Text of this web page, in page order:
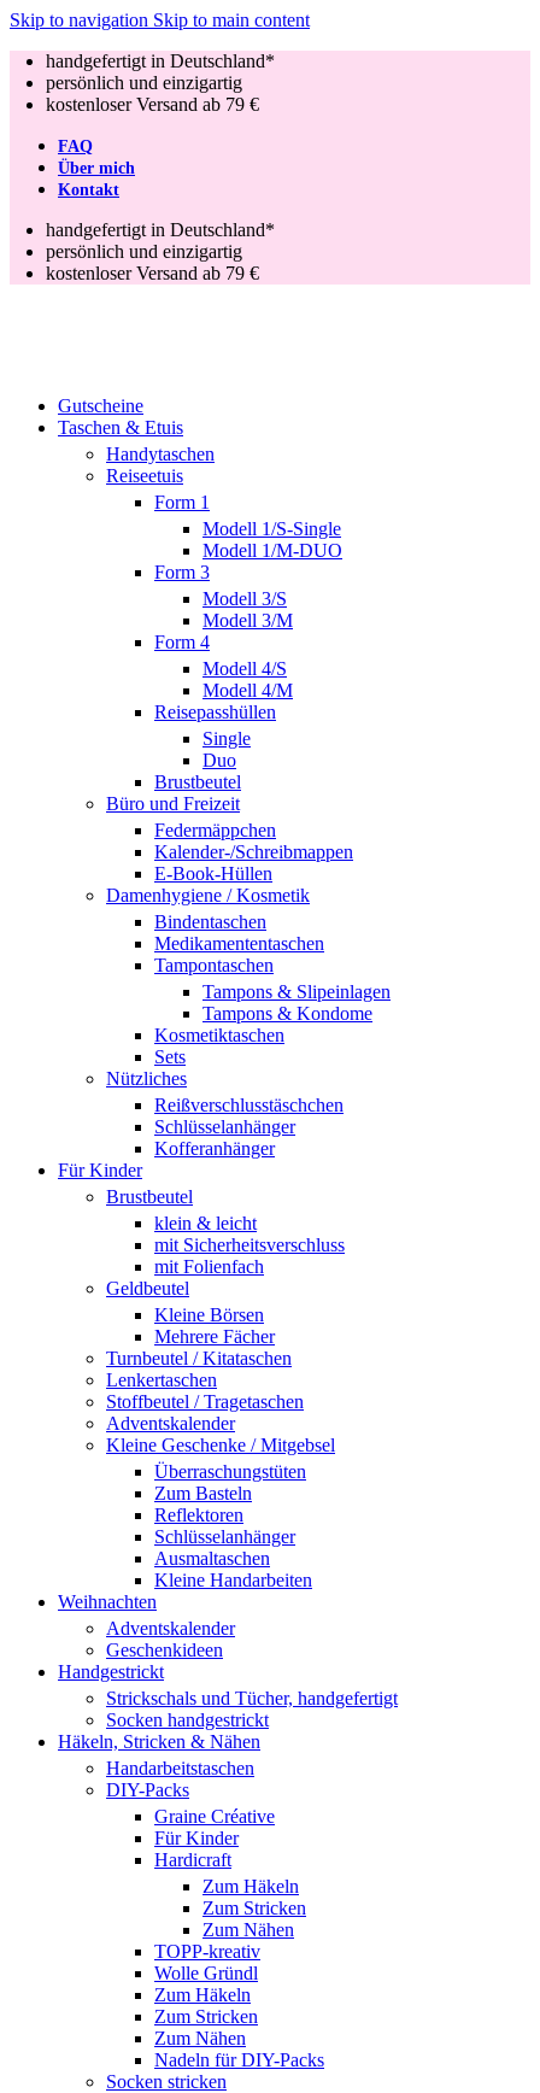
Skip to navigation Skip to main content
handgefertigt in Deutschland*
persönlich und einzigartig
kostenloser Versand ab 79 €
FAQ
Über mich
Kontakt
handgefertigt in Deutschland*
persönlich und einzigartig
kostenloser Versand ab 79 €
Gutscheine
Taschen & Etuis
Handytaschen
Reiseetuis
Form 1
Modell 1/S-Single
Modell 1/M-DUO
Form 3
Modell 3/S
Modell 3/M
Form 4
Modell 4/S
Modell 4/M
Reisepasshüllen
Single
Duo
Brustbeutel
Büro und Freizeit
Federmäppchen
Kalender-/Schreibmappen
E-Book-Hüllen
Damenhygiene / Kosmetik
Bindentaschen
Medikamententaschen
Tampontaschen
Tampons & Slipeinlagen
Tampons & Kondome
Kosmetiktaschen
Sets
Nützliches
Reißverschlusstäschchen
Schlüsselanhänger
Kofferanhänger
Für Kinder
Brustbeutel
klein & leicht
mit Sicherheitsverschluss
mit Folienfach
Geldbeutel
Kleine Börsen
Mehrere Fächer
Turnbeutel / Kitataschen
Lenkertaschen
Stoffbeutel / Tragetaschen
Adventskalender
Kleine Geschenke / Mitgebsel
Überraschungstüten
Zum Basteln
Reflektoren
Schlüsselanhänger
Ausmaltaschen
Kleine Handarbeiten
Weihnachten
Adventskalender
Geschenkideen
Handgestrickt
Strickschals und Tücher, handgefertigt
Socken handgestrickt
Häkeln, Stricken & Nähen
Handarbeitstaschen
DIY-Packs
Graine Créative
Für Kinder
Hardicraft
Zum Häkeln
Zum Stricken
Zum Nähen
TOPP-kreativ
Wolle Gründl
Zum Häkeln
Zum Stricken
Zum Nähen
Nadeln für DIY-Packs
Socken stricken